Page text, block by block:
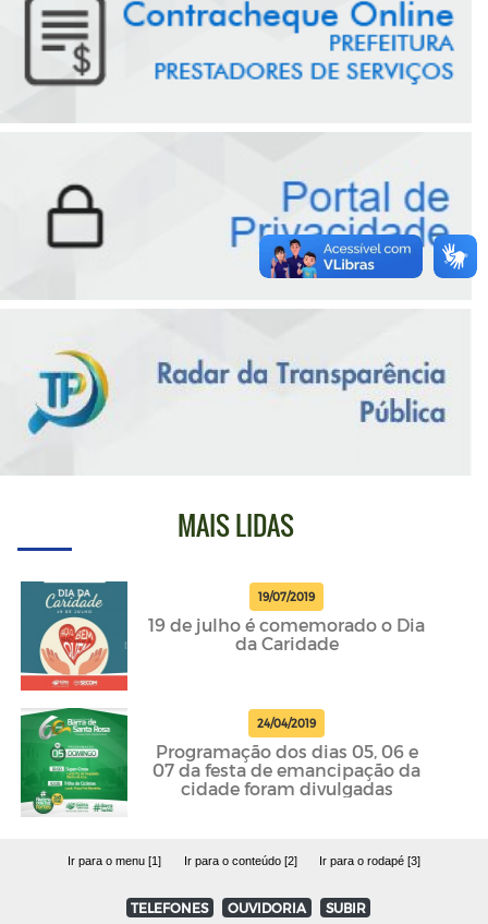
MAIS LIDAS
19/07/2019
19 de julho é comemorado o Dia
da Caridade
24/04/2019
Programação dos dias 05, 06 e
07 da festa de emancipação da
cidade foram divulgadas
Ir para o menu [1] Ir para o conteúdo [2] Ir para o rodapé [3]
TELEFONES OUVIDORIA SUBIR